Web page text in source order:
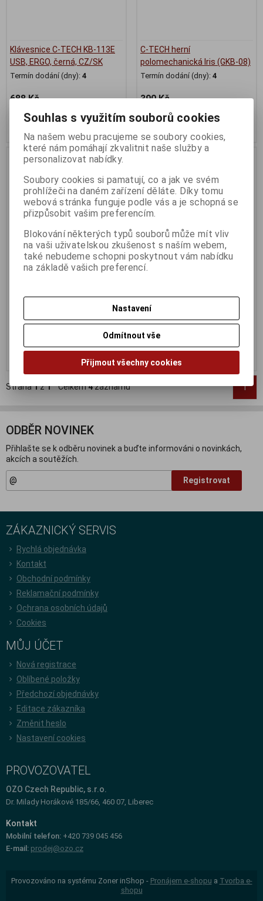
Klávesnice C-TECH KB-113E
USB, ERGO, černá, CZ/SK
Termín dodání (dny): 4
688 Kč
Koupit
C-TECH herní
polomechanická Iris (GKB-08)
Termín dodání (dny): 4
390 Kč
109 Kč
Termín dodání (dny):
123 Kč
101 Kč (bez DPH:)
Strana1z1Celkem4záznamů 1
ODBĚR NOVINEK
Přihlašte se k odběru novinek a buďte informováni o novinkách,
akcích a soutěžích.
Registrovat
ZÁKAZNICKÝ SERVIS
Rychlá objednávka
Kontakt
Obchodní podmínky
Reklamační podmínky
Ochrana osobních údajů
Cookies
MŮJ ÚČET
Nová registrace
Oblíbené položky
Předchozí objednávky
Editace zákazníka
Změnit heslo
Nastavení cookies
PROVOZOVATEL
OZO Czech Republic, s.r.o.
Dr. Milady Horákové 185/66, 460 07, Liberec
Kontakt
Mobilní telefon: +420 739 045 456
E-mail: prodej@ozo.cz
Provozováno na systému Zoner inShop - Pronájem e-shopu a Tvorba e-
shopu
Souhlas s využitím souborů cookies
Na našem webu pracujeme se soubory cookies,
které nám pomáhají zkvalitnit naše služby a
personalizovat nabídky.
Soubory cookies si pamatují, co a jak ve svém
prohlížeči na daném zařízení děláte. Díky tomu
webová stránka funguje podle vás a je schopná se
přizpůsobit vašim preferencím.
Blokování některých typů souborů může mít vliv
na vaši uživatelskou zkušenost s naším webem,
také nebudeme schopni poskytnout vám nabídku
na základě vašich preferencí.
Nastavení
Odmítnout vše
Přijmout všechny cookies